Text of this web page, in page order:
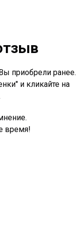
приобрели ранее.
и кликайте на
время!